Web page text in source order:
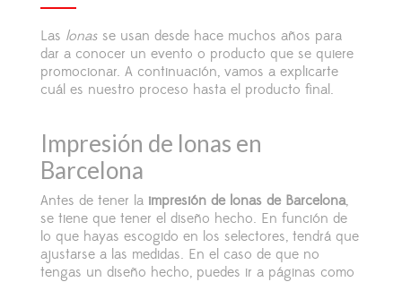
Las lonas se usan desde hace muchos años para
dar a conocer un evento o producto que se quiere
promocionar. A continuación, vamos a explicarte
cuál es nuestro proceso hasta el producto final.
Impresión de lonas en
Barcelona
Antes de tener la impresión de lonas de Barcelona,
se tiene que tener el diseño hecho. En función de
lo que hayas escogido en los selectores, tendrá que
ajustarse a las medidas. En el caso de que no
tengas un diseño hecho, puedes ir a páginas como